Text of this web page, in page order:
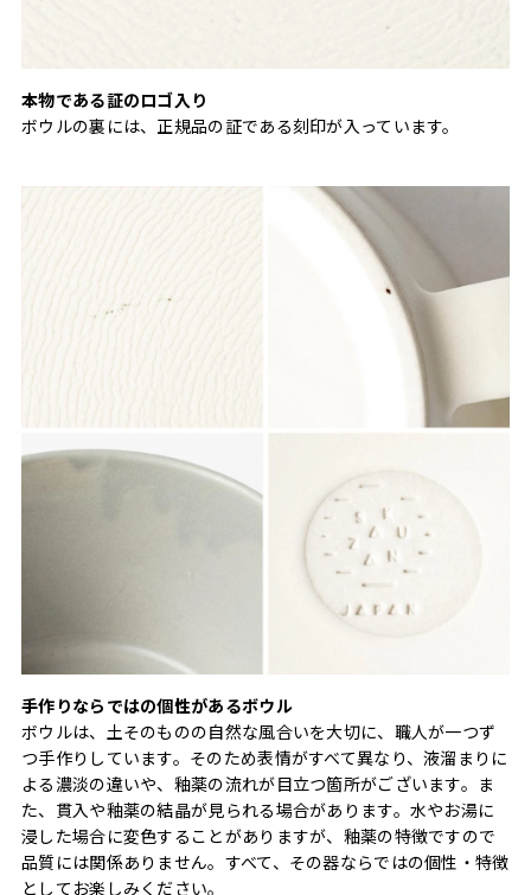
本物である証のロゴ入り
ボウルの裏には、正規品の証である刻印が入っています。
手作りならではの個性があるボウル
ボウルは、土そのものの自然な風合いを大切に、職人が一つず
つ手作りしています。そのため表情がすべて異なり、液溜まりに
よる濃淡の違いや、釉薬の流れが目立つ箇所がございます。ま
た、貫入や釉薬の結晶が見られる場合があります。水やお湯に
浸した場合に変色することがありますが、釉薬の特徴ですので
品質には関係ありません。すべて、その器ならではの個性・特徴
としてお楽しみください。